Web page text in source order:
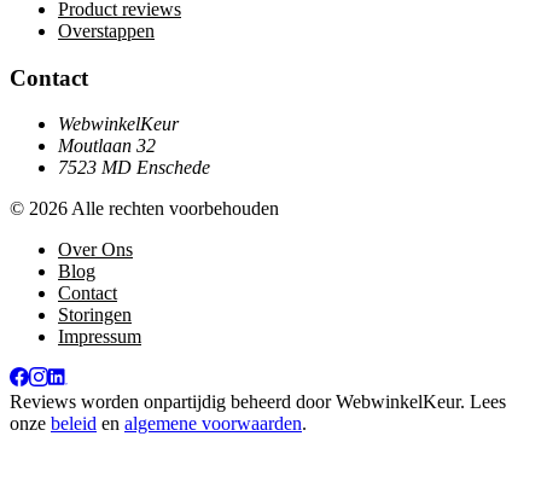
Product reviews
Overstappen
Contact
WebwinkelKeur
Moutlaan 32
7523 MD Enschede
© 2026 Alle rechten voorbehouden
Over Ons
Blog
Contact
Storingen
Impressum
Reviews worden onpartijdig beheerd doorWebwinkelKeur. Lees
onze beleid en algemene voorwaarden.